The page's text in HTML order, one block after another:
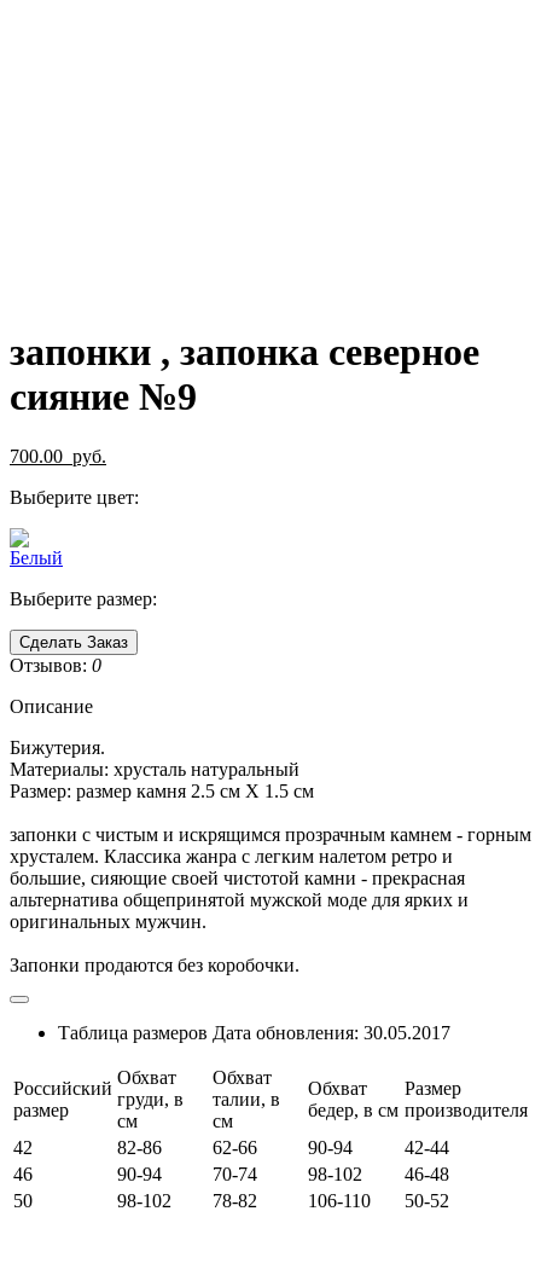
запонки , запонка северное
сияние №9
700.00 руб.
Выберите цвет:
Выберите размер:
Сделать Заказ
Отзывов: 0
Описание
Бижутерия.
Материалы: хрусталь натуральный
Размер: размер камня 2.5 см Х 1.5 см
запонки с чистым и искрящимся прозрачным камнем - горным
хрусталем. Классика жанра с легким налетом ретро и
большие, сияющие своей чистотой камни - прекрасная
альтернатива общепринятой мужской моде для ярких и
оригинальных мужчин.
Запонки продаются без коробочки.
Таблица размеров Дата обновления: 30.05.2017
Российский
размер
Обхват
груди, в
см
Обхват
талии, в
см
Обхват
бедер, в см
Размер
производителя
42
82-86 62-66 90-94
42-44
46
90-94 70-74 98-102
46-48
50
98-102 78-82 106-110 50-52